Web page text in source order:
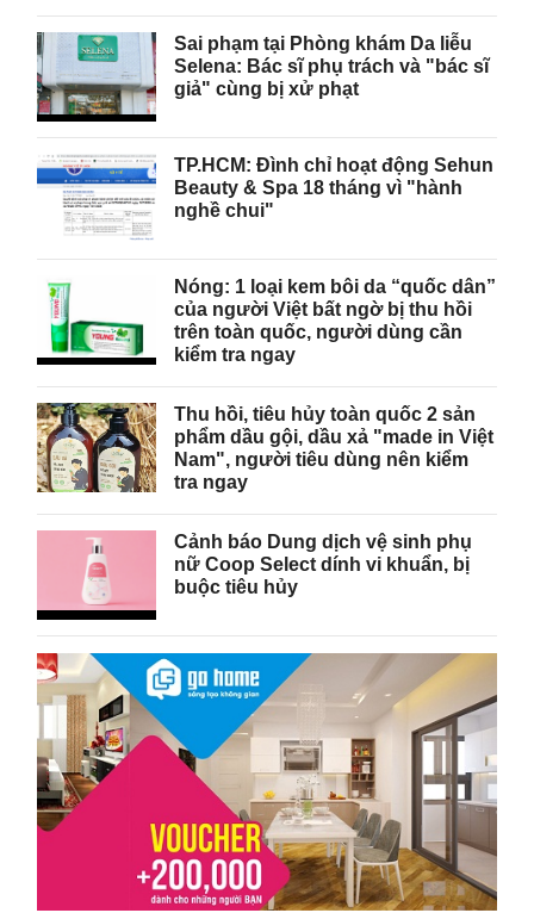
Sai phạm tại Phòng khám Da liễu
Selena: Bác sĩ phụ trách và "bác sĩ
giả" cùng bị xử phạt
TP.HCM: Đình chỉ hoạt động Sehun
Beauty & Spa 18 tháng vì "hành
nghề chui"
Nóng: 1 loại kem bôi da “quốc dân”
của người Việt bất ngờ bị thu hồi
trên toàn quốc, người dùng cần
kiểm tra ngay
Thu hồi, tiêu hủy toàn quốc 2 sản
phẩm dầu gội, dầu xả "made in Việt
Nam", người tiêu dùng nên kiểm
tra ngay
Cảnh báo Dung dịch vệ sinh phụ
nữ Coop Select dính vi khuẩn, bị
buộc tiêu hủy